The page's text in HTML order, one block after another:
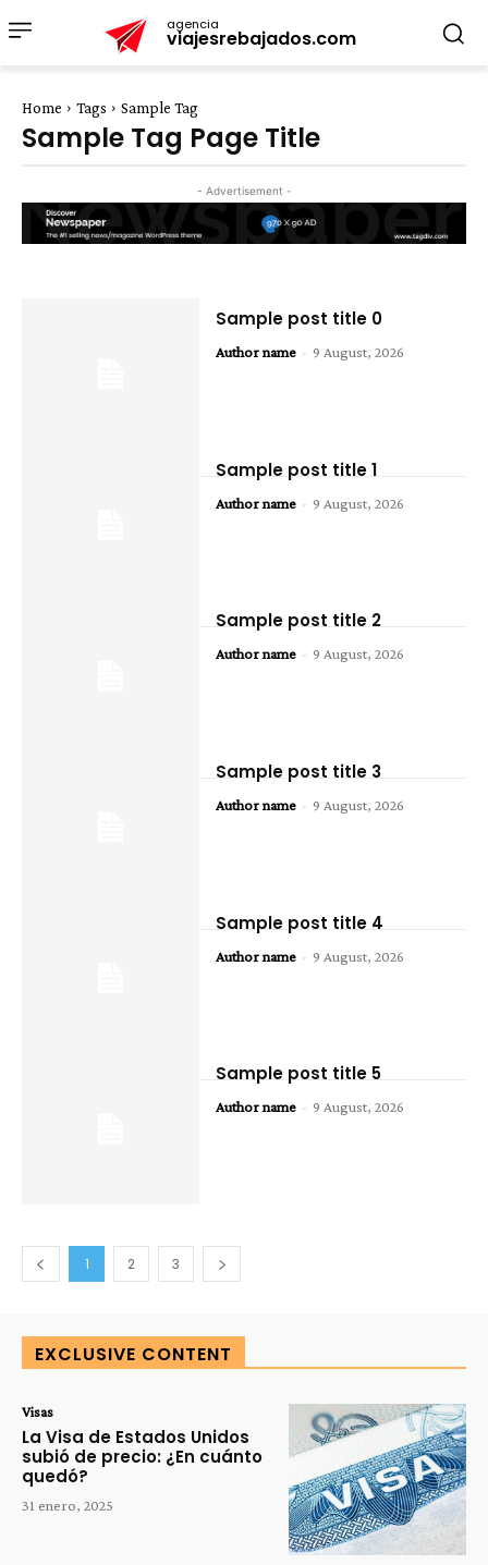
agencia
viajesrebajados.com
Home Tags Sample Tag
Sample Tag Page Title
- Advertisement -
Sample post title 0
Author name - 9 August, 2026
Sample post title 1
Author name - 9 August, 2026
Sample post title 2
Author name - 9 August, 2026
Sample post title 3
Author name - 9 August, 2026
Sample post title 4
Author name - 9 August, 2026
Sample post title 5
Author name - 9 August, 2026
1 2 3
EXCLUSIVE CONTENT
Visas
La Visa de Estados Unidos
subió de precio: ¿En cuánto
quedó?
31 enero, 2025